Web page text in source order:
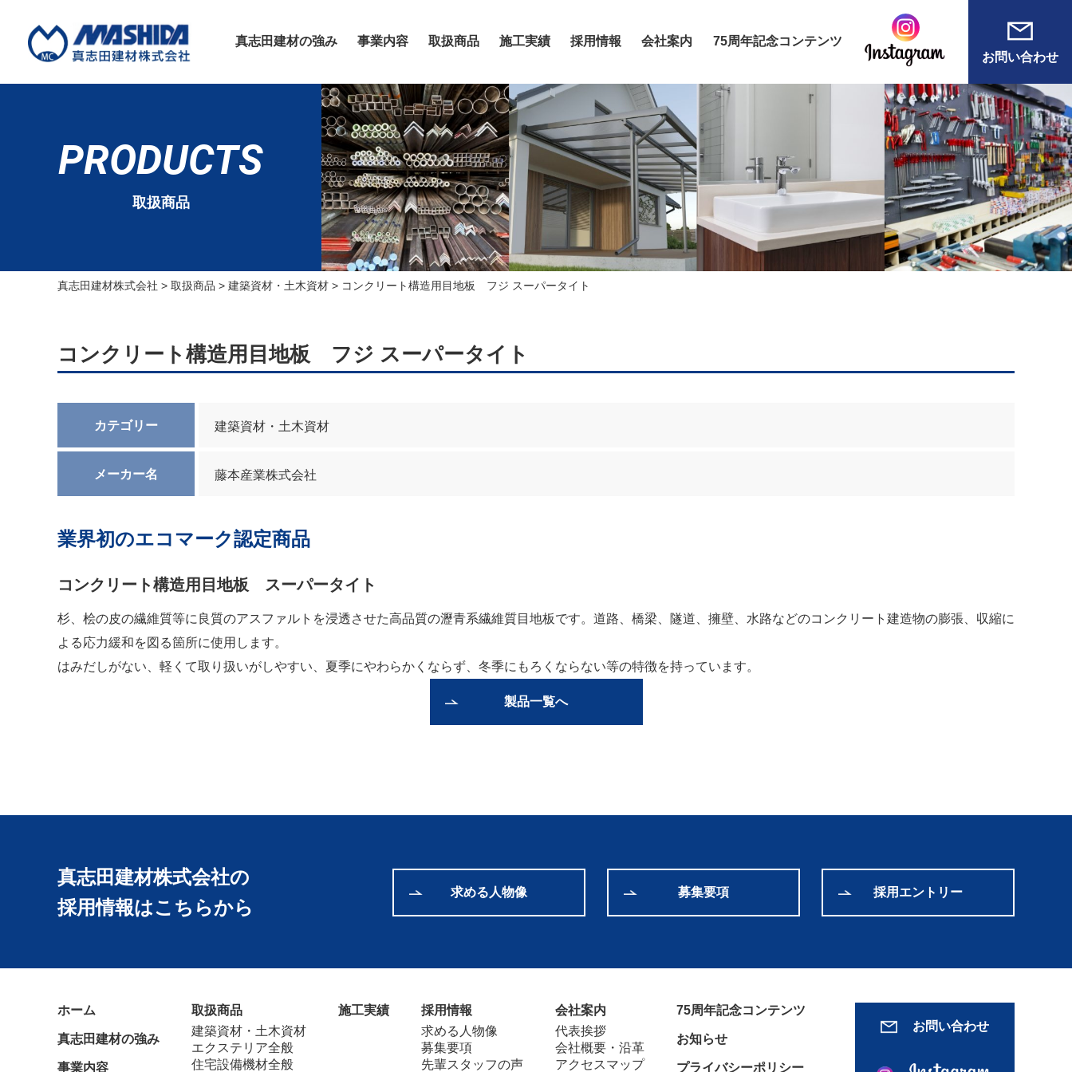
真志田建材の強み 事業内容 取扱商品 施工実績 採用情報 会社案内
75周年記念コンテンツ
お問い合わせ
PRODUCTS
取扱商品
真志田建材株式会社 > 取扱商品 > 建築資材・土木資材 > コンクリート構造用目地板 フジ スーパータイト
コンクリート構造用目地板 フジ スーパータイト
カテゴリー 建築資材・土木資材
メーカー名 藤本産業株式会社
業界初のエコマーク認定商品
コンクリート構造用目地板 スーパータイト
杉、桧の皮の繊維質等に良質のアスファルトを浸透させた高品質の瀝青系繊維質目地板です。道路、橋梁、隧道、擁壁、水路などのコンクリート建造物の膨張、収縮に
よる応力緩和を図る箇所に使用します。
はみだしがない、軽くて取り扱いがしやすい、夏季にやわらかくならず、冬季にもろくならない等の特徴を持っています。
製品一覧へ
真志田建材株式会社の
採用情報はこちらから
求める人物像 募集要項 採用エントリー
ホーム
真志田建材の強み
事業内容
取扱商品
建築資材・土木資材
エクステリア全般
住宅設備機材全般
施工実績
採用情報
求める人物像
募集要項
先輩スタッフの声
会社案内
代表挨拶
会社概要・沿革
アクセスマップ
75周年記念コンテンツ
お知らせ
プライバシーポリシー
お問い合わせ